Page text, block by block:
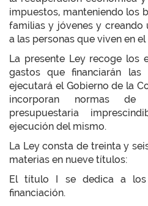
impuestos, manteniendo los
familias y jóvenes y creando
a las personas que viven en
La presente Ley recoge los
gastos que financiarán
ejecutará el Gobierno de la
incorporan normas de
presupuestaria
ejecución del mismo.
La Ley consta de treinta y
materias en nueve títulos:
El título I se dedica a
financiación.